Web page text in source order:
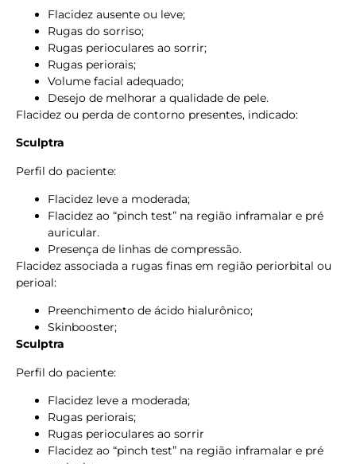
Flacidez ausente ou leve;
Rugas do sorriso;
Rugas perioculares ao sorrir;
Rugas periorais;
Volume facial adequado;
Desejo de melhorar a qualidade de pele.
Flacidez ou perda de contorno presentes, indicado:
Sculptra
Perfil do paciente:
Flacidez leve a moderada;
Flacidez ao “pinch test” na região inframalar e pré
auricular.
Presença de linhas de compressão.
Flacidez associada a rugas finas em região periorbital ou
perioal:
Preenchimento de ácido hialurônico;
Skinbooster;
Sculptra
Perfil do paciente:
Flacidez leve a moderada;
Rugas periorais;
Rugas perioculares ao sorrir
Flacidez ao “pinch test” na região inframalar e pré